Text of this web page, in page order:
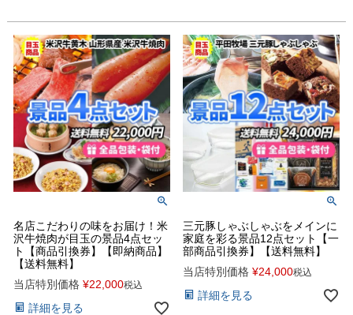
名店こだわりの味をお届け！米
沢牛焼肉が目玉の景品4点セッ
ト【商品引換券】【即納商品】
【送料無料】
当店特別価格 ¥22,000税込
詳細を見る
三元豚しゃぶしゃぶをメインに
家庭を彩る景品12点セット【一
部商品引換券】【送料無料】
当店特別価格 ¥24,000税込
詳細を見る